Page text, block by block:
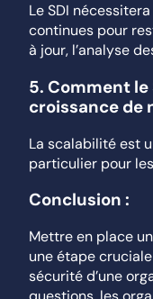
Le SDI
continues pour
à jour, l’analyse
5.Comment
croissance de
La scalabilité est
particulier pour
Conclusion :
Mettre en place
une étape
sécurité d’une